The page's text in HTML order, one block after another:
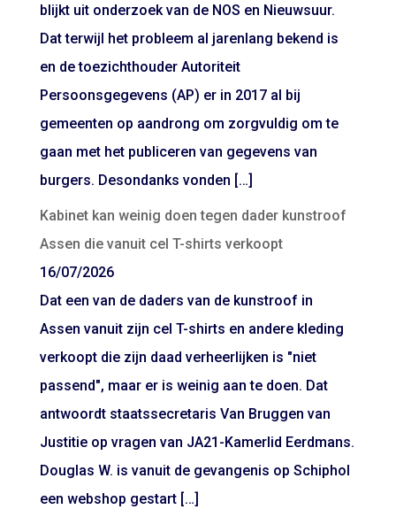
blijkt uit onderzoek van de NOS en Nieuwsuur.
Dat terwijl het probleem al jarenlang bekend is
en de toezichthouder Autoriteit
Persoonsgegevens (AP) er in 2017 al bij
gemeenten op aandrong om zorgvuldig om te
gaan met het publiceren van gegevens van
burgers. Desondanks vonden […]
Kabinet kan weinig doen tegen dader kunstroof
Assen die vanuit cel T-shirts verkoopt
16/07/2026
Dat een van de daders van de kunstroof in
Assen vanuit zijn cel T-shirts en andere kleding
verkoopt die zijn daad verheerlijken is "niet
passend", maar er is weinig aan te doen. Dat
antwoordt staatssecretaris Van Bruggen van
Justitie op vragen van JA21-Kamerlid Eerdmans.
Douglas W. is vanuit de gevangenis op Schiphol
een webshop gestart […]